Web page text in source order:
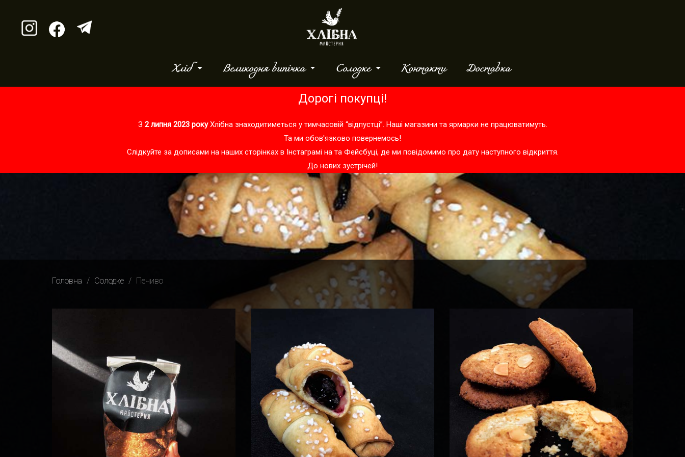
Хліб Великодня випічка Солодке Контакти Доставка
Дорогі покупці!
З 2 липня 2023 рокуХлібна знаходитиметься у тимчасовій “відпустці”. Наші магазини та ярмарки не працюватимуть.
Та ми обов'язково повернемось!
Слідкуйте за дописами на наших сторінках в Інстаграміна та Фейсбуці, де ми повідомимо про дату наступного відкриття.
До нових зустрічей!
Головна Солодке Печиво